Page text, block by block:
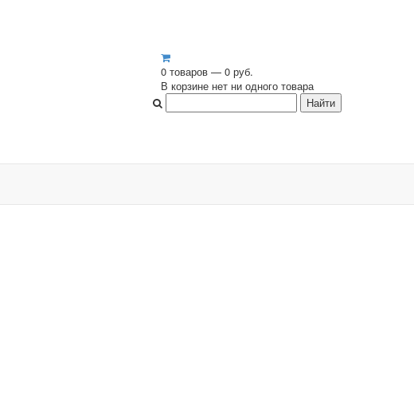
0 товаров — 0 руб.
В корзине нет ни одного товара